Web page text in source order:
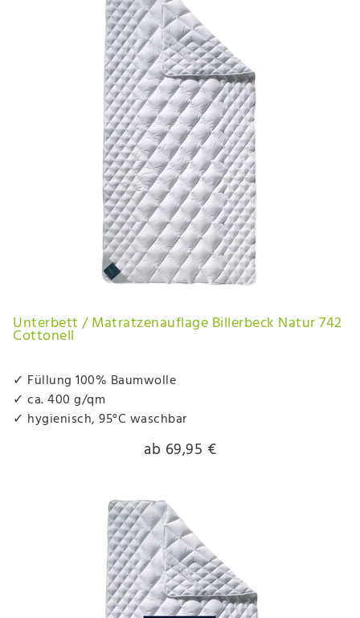
Unterbett / Matratzenauflage Billerbeck Natur 742
Cottonell
✓ Füllung 100% Baumwolle
✓ ca. 400 g/qm
✓ hygienisch, 95°C waschbar
ab 69,95 €